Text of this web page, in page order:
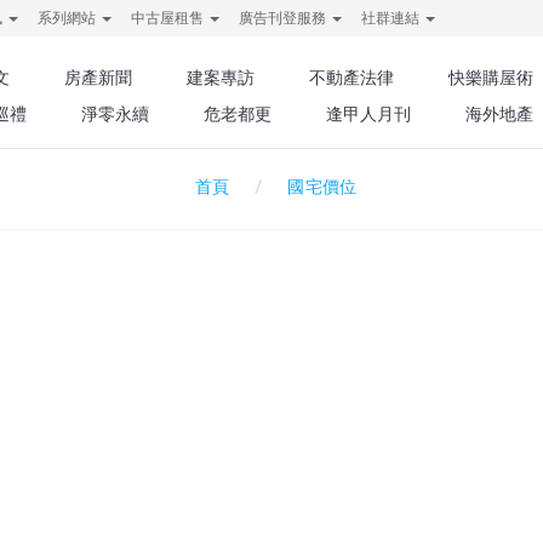
系列網站 中古屋租售 廣告刊登服務 社群連結
房產新聞 建案專訪 不動產法律 快樂購屋術
禮
淨零永續 危老都更 逢甲人月刊 海外地產
首頁 國宅價位